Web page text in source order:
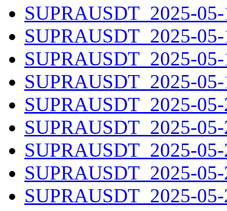
SUPRAUSDT_2025-05-
SUPRAUSDT_2025-05-
SUPRAUSDT_2025-05-
SUPRAUSDT_2025-05-
SUPRAUSDT_2025-05-
SUPRAUSDT_2025-05-
SUPRAUSDT_2025-05-
SUPRAUSDT_2025-05-
SUPRAUSDT_2025-05-